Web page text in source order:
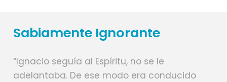
Sabiamente Ignorante
“Ignacio seguía al Espíritu, no se le
adelantaba. De ese modo era conducido